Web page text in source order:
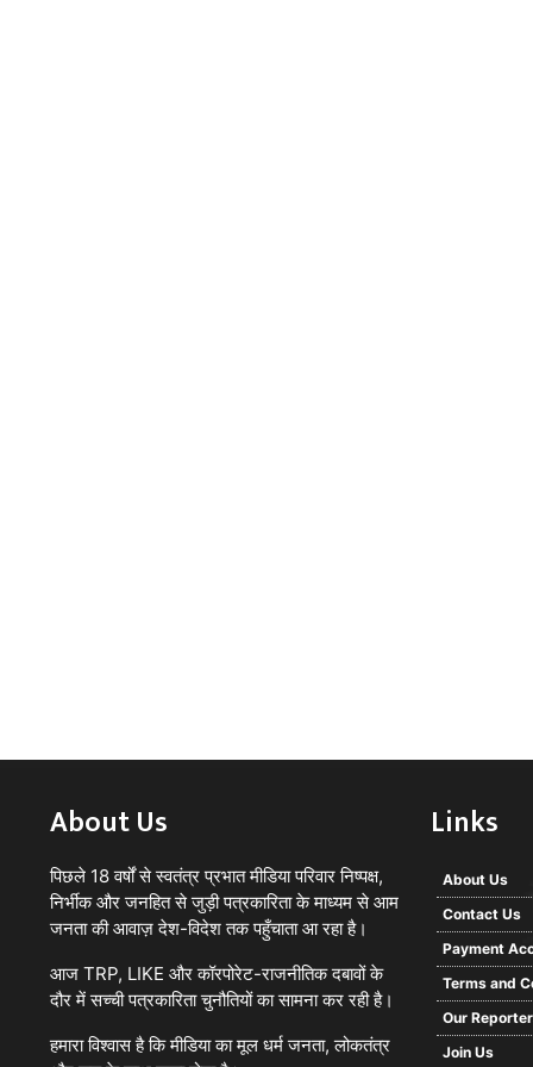
About Us
पिछले 18 वर्षों से स्वतंत्र प्रभात मीडिया परिवार निष्पक्ष,
निर्भीक और जनहित से जुड़ी पत्रकारिता के माध्यम से आम
जनता की आवाज़ देश-विदेश तक पहुँचाता आ रहा है।
आज TRP, LIKE और कॉरपोरेट-राजनीतिक दबावों के
दौर में सच्ची पत्रकारिता चुनौतियों का सामना कर रही है।
हमारा विश्वास है कि मीडिया का मूल धर्म जनता, लोकतंत्र
Links
About Us
Contact Us
Payment
Terms and
Our
Join Us